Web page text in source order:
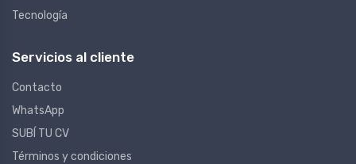
Tecnología
Servicios al cliente
Contacto
WhatsApp
SUBÍ TU CV
Términos y condiciones